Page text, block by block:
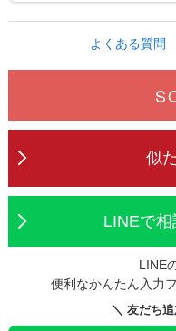
よくある質問
似
LINEで
LINE
便利なかんたん入力
＼ 友だち